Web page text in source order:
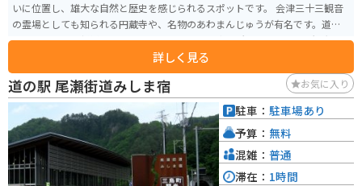
いに位置し、雄大な自然と歴史を感じられるスポットです。 会津三十三観音
の霊場としても知られる円蔵寺や、名物のあわまんじゅうが有名です。道の
駅には、地元の新鮮な野菜や特産品を販売する直売所、レストラン、観光案
ングロードがおすすめです。道の駅から円蔵寺までは徒歩圏内ですが、周辺
には温泉宿も点在しており、宿泊してゆっくりと観光を楽しむのも良いでし
ょう。
詳しく見る
道の駅 尾瀬街道みしま宿 お気に入り
駐車： 駐車場あり
予算： 無料
混雑： 普通
滞在： 1時間